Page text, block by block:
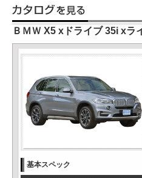
ＢＭＷ X5 xドライブ 35i xラ
基本スペック